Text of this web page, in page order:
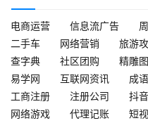
电商运营 信息流广告
二手车
网络营销 旅游
查字典
社区团购 精雕图
易学网
互联网资讯 成语
工商注册
注册公司 抖
网络游戏
代理记账 短